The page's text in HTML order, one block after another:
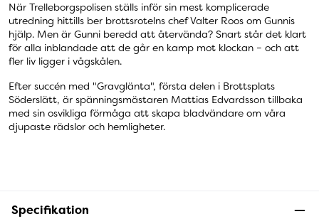
När Trelleborgspolisen ställs inför sin mest komplicerade
utredning hittills ber brottsrotelns chef Valter Roos om Gunnis
hjälp. Men är Gunni beredd att återvända? Snart står det klart
för alla inblandade att de går en kamp mot klockan – och att
fler liv ligger i vågskålen.
Efter succén med "Gravglänta", första delen i Brottsplats
Söderslätt, är spänningsmästaren Mattias Edvardsson tillbaka
med sin osvikliga förmåga att skapa bladvändare om våra
djupaste rädslor och hemligheter.
Specifikation